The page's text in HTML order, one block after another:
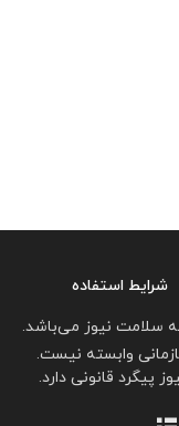
شرایط استفاده
سلامت نیوز می‌باشد.
وابسته نیست.
پیگرد قانونی دارد.